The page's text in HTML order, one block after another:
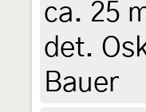
ca. 25
det.
Bauer